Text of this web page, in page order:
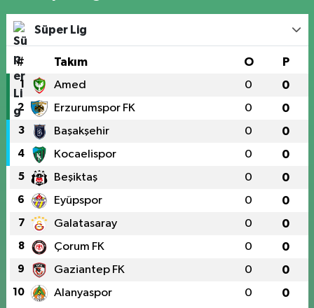
Süper Lig
# Takım O P
1 Amed 0 0
2 Erzurumspor FK 0 0
3 Başakşehir 0 0
4 Kocaelispor 0 0
5 Beşiktaş 0 0
6 Eyüpspor 0 0
7 Galatasaray 0 0
8 Çorum FK 0 0
9 Gaziantep FK 0 0
10 Alanyaspor 0 0